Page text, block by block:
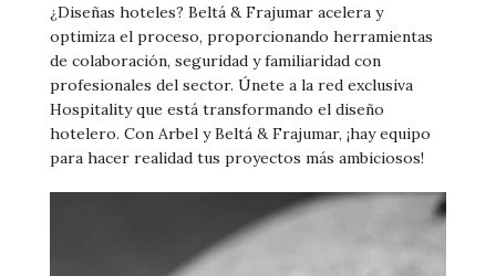
¿Diseñas hoteles? Beltá & Frajumar acelera y
optimiza el proceso, proporcionando herramientas
de colaboración, seguridad y familiaridad con
profesionales del sector. Únete a la red exclusiva
Hospitality que está transformando el diseño
hotelero. Con Arbel y Beltá & Frajumar, ¡hay equipo
para hacer realidad tus proyectos más ambiciosos!